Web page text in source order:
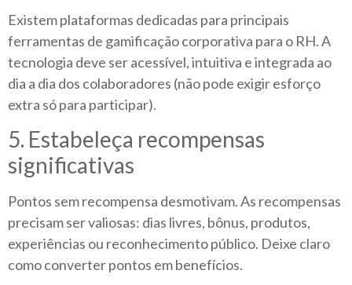
Existem plataformas dedicadas para principais
ferramentas de gamificação corporativa para o RH. A
tecnologia deve ser acessível, intuitiva e integrada ao
dia a dia dos colaboradores (não pode exigir esforço
extra só para participar).
5. Estabeleça recompensas
significativas
Pontos sem recompensa desmotivam. As recompensas
precisam ser valiosas: dias livres, bônus, produtos,
experiências ou reconhecimento público. Deixe claro
como converter pontos em benefícios.